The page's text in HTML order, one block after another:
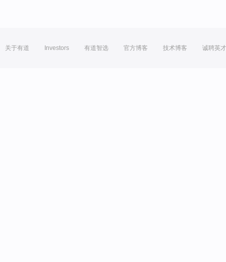
关于有道 Investors 有道智选 官方博客 技术博客 诚聘英才